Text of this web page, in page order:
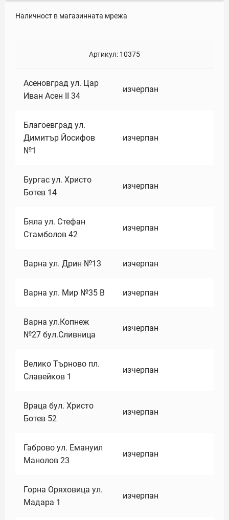
Наличност в магазинната мрежа
Артикул: 10375
Асеновград ул. Цар
Иван Асен II 34
изчерпан
Благоевград ул.
Димитър Йосифов
№1
изчерпан
Бургас ул. Христо
Ботев 14
изчерпан
Бяла ул. Стефан
Стамболов 42
изчерпан
Варна ул. Дрин №13 изчерпан
Варна ул. Мир №35 В изчерпан
Варна ул.Копнеж
№27 бул.Сливница
изчерпан
Велико Търново пл.
Славейков 1
изчерпан
Враца бул. Христо
Ботев 52
изчерпан
Габрово ул. Емануил
Манолов 23
изчерпан
Горна Оряховица ул.
Мадара 1
изчерпан